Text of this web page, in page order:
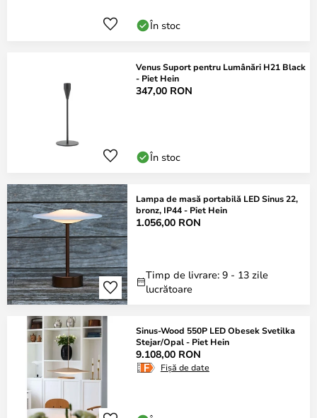
În stoc
Venus Suport pentru Lumânări H21 Black
- Piet Hein
347,00 RON
În stoc
Lampa de masă portabilă LED Sinus 22,
bronz, IP44 - Piet Hein
1.056,00 RON
Timp de livrare: 9 - 13 zile
lucrătoare
Sinus-Wood 550P LED Obesek Svetilka
Stejar/Opal - Piet Hein
9.108,00 RON
Fișă de date